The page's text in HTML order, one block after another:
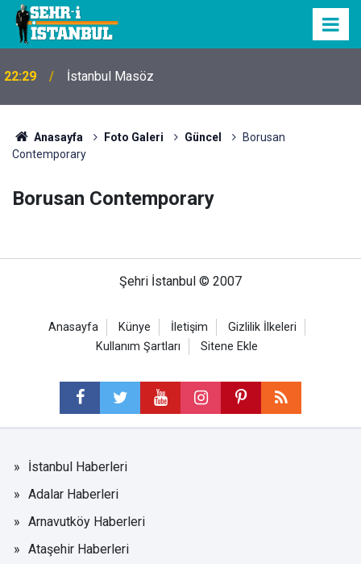
22:29 İstanbul Masöz
Anasayfa Foto Galeri Güncel
Borusan
Contemporary
Borusan Contemporary
Şehri İstanbul © 2007
Anasayfa Künye İletişim
Gizlilik İlkeleri
Kullanım Şartları
Sitene Ekle
İstanbul Haberleri
Adalar Haberleri
Arnavutköy Haberleri
Ataşehir Haberleri